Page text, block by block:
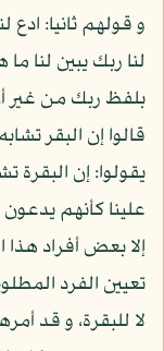
و قولهم ثانيا: ادع
لنا ربك يبين لنا
بلفظ ربك من غير
قالوا إن البقر
يقولوا: إن البقرة
علينا كأنهم
إلا بعض أفراد هذا
تعيين الفرد
لا للبقرة، و قد